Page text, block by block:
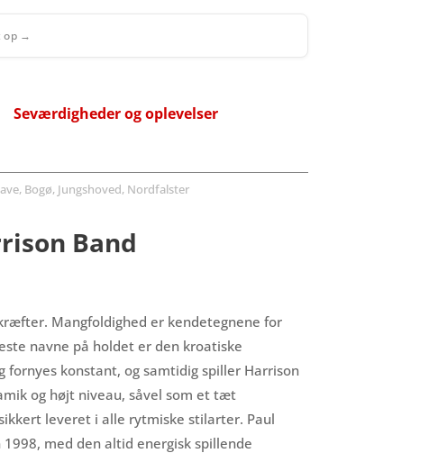
op →
Seværdigheder og oplevelser
Bogø, Jungshoved, Nordfalster
Band
Mangfoldighed er kendetegnene for
navne på holdet er den kroatiske
konstant, og samtidig spiller Harrison
og højt niveau, såvel som et tæt
leveret i alle rytmiske stilarter. Paul
med den altid energisk spillende